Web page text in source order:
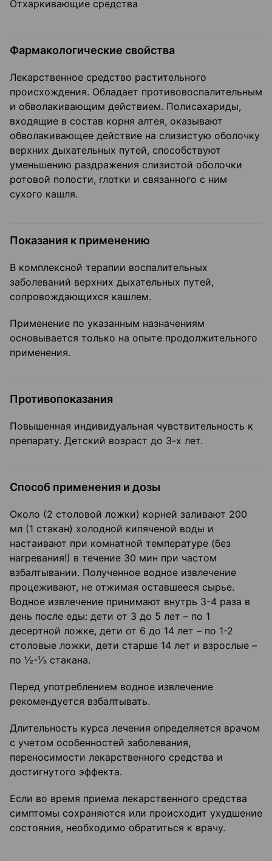
Отхаркивающие средства
Фармакологические свойства
Лекарственное средство растительного
происхождения. Обладает противовоспалительным
и обволакивающим действием. Полисахариды,
входящие в состав корня алтея, оказывают
обволакивающее действие на слизистую оболочку
верхних дыхательных путей, способствуют
уменьшению раздражения слизистой оболочки
ротовой полости, глотки и связанного с ним
сухого кашля.
Показания к применению
В комплексной терапии воспалительных
заболеваний верхних дыхательных путей,
сопровождающихся кашлем.
Применение по указанным назначениям
основывается только на опыте продолжительного
применения.
Противопоказания
Повышенная индивидуальная чувствительность к
препарату. Детский возраст до 3-х лет.
Способ применения и дозы
Около (2 столовой ложки) корней заливают 200
мл (1 стакан) холодной кипяченой воды и
настаивают при комнатной температуре (без
нагревания!) в течение 30 мин при частом
взбалтывании. Полученное водное извлечение
процеживают, не отжимая оставшееся сырье.
Водное извлечение принимают внутрь 3-4 раза в
день после еды: дети от 3 до 5 лет – по 1
десертной ложке, дети от 6 до 14 лет – по 1-2
столовые ложки, дети старше 14 лет и взрослые –
по ½-⅓ стакана.
Перед употреблением водное извлечение
рекомендуется взбалтывать.
Длительность курса лечения определяется врачом
с учетом особенностей заболевания,
переносимости лекарственного средства и
достигнутого эффекта.
Если во время приема лекарственного средства
симптомы сохраняются или происходит ухудшение
состояния, необходимо обратиться к врачу.